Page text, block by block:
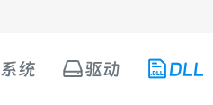
系统 驱动 DLL